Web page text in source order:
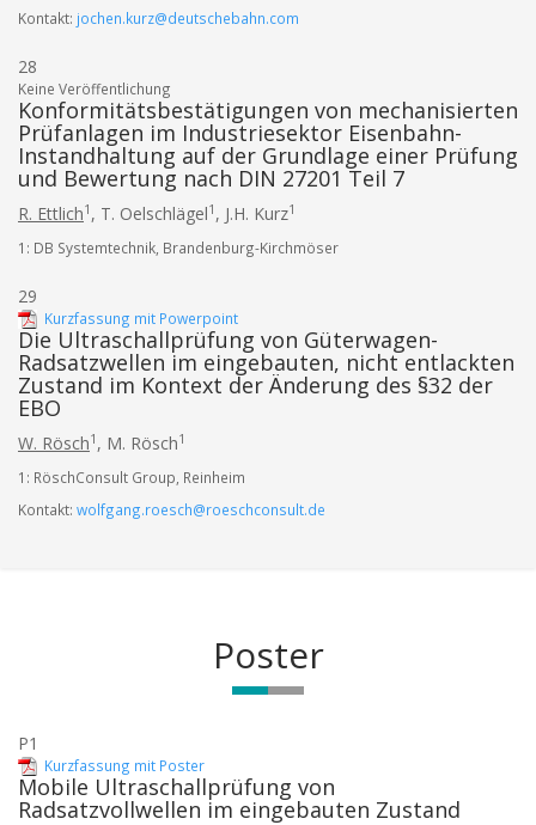
Kontakt: jochen.kurz@deutschebahn.com
28
Keine Veröffentlichung
Konformitätsbestätigungen von mechanisierten
Prüfanlagen im Industriesektor Eisenbahn-
Instandhaltung auf der Grundlage einer Prüfung
und Bewertung nach DIN 27201 Teil 7
R. Ettlich1 , T. Oelschlägel1 , J.H. Kurz1
1: DB Systemtechnik, Brandenburg-Kirchmöser
29
Kurzfassung mit Powerpoint
Die Ultraschallprüfung von Güterwagen-
Radsatzwellen im eingebauten, nicht entlackten
Zustand im Kontext der Änderung des §32 der
EBO
W. Rösch1 , M. Rösch1
1: RöschConsult Group, Reinheim
Kontakt: wolfgang.roesch@roeschconsult.de
Poster
P1
Kurzfassung mit Poster
Mobile Ultraschallprüfung von
Radsatzvollwellen im eingebauten Zustand